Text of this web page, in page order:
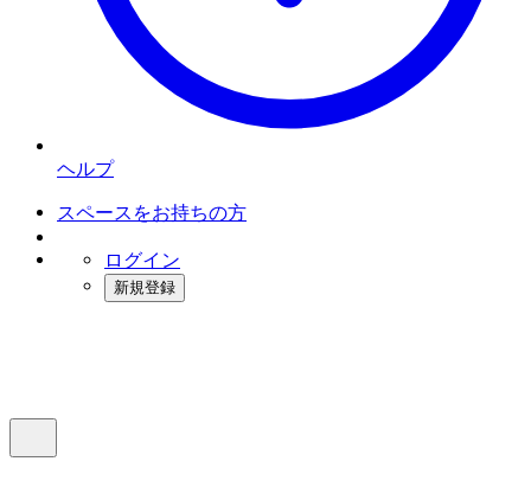
ヘルプ
スペースをお持ちの方
ログイン
新規登録